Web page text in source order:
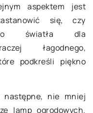
aspektem jest
się, czy
światła dla
łagodnego,
podkreśli piękno
następne, nie mniej
lamp ogrodowych.